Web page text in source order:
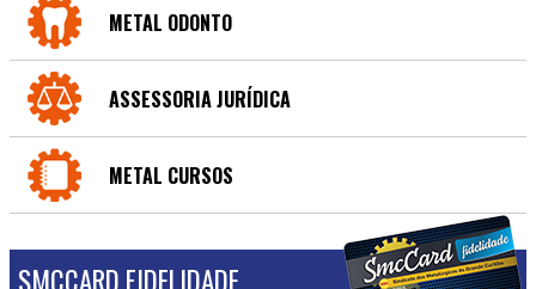
METAL ODONTO
ASSESSORIA JURÍDICA
METAL CURSOS